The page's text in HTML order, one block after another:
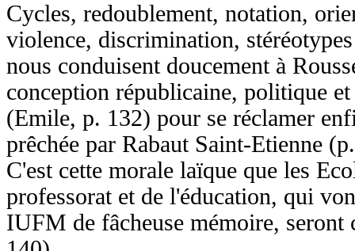
Cycles, redoublement, notation,
violence, discrimination,
nous conduisent doucement à
conception républicaine, politique
(Emile, p. 132) pour se réclamer
prêchée par Rabaut Saint-Etienne
C'est cette morale laïque que les
professorat et de l'éducation, qui
IUFM de fâcheuse mémoire, seront